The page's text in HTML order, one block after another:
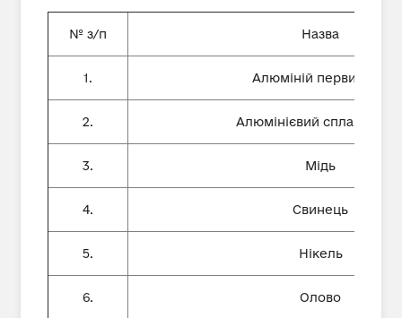
№ з/п Назва
1. Алюміній первинний
2. Алюмінієвий сплав
3. Мідь
4. Свинець
5. Нікель
6. Олово